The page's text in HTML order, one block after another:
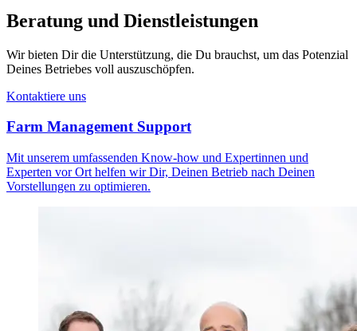
Beratung und Dienstleistungen
Wir bieten Dir die Unterstützung, die Du brauchst, um das Potenzial
Deines Betriebes voll auszuschöpfen.
Kontaktiere uns
Farm Management Support
Mit unserem umfassenden Know-how und Expertinnen und
Experten vor Ort helfen wir Dir, Deinen Betrieb nach Deinen
Vorstellungen zu optimieren.